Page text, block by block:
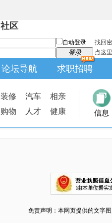
自动登录
找回
登录 点这
论坛导航 求职招聘
装修 汽车
相亲
购物 人才 健康 信息
免责声明：本网页提供的文字